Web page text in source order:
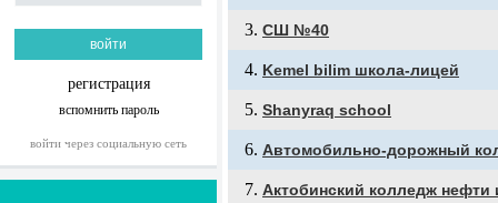
регистрация
вспомнить пароль
войти через социальную сеть
CШ №40
Kemel bilim школа-лицей
Shanyraq school
Автомобильно-дорожный
Актобинский колледж нефти